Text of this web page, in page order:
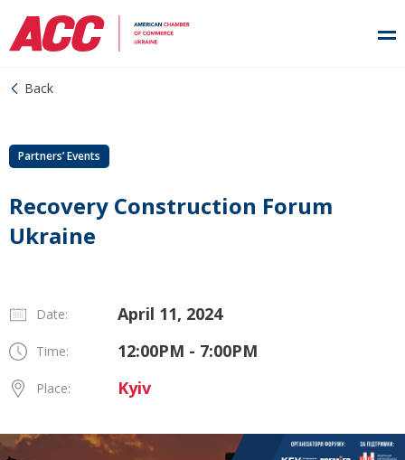
Back
Partners’ Events
Recovery Construction Forum
Ukraine
Date: April 11, 2024
Time: 12:00PM - 7:00PM
Place: Kyiv